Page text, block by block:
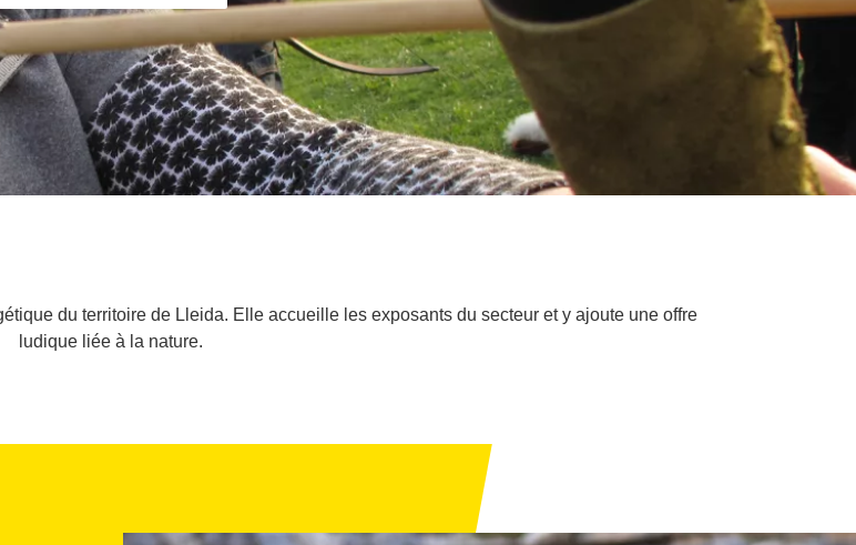
du territoire de Lleida. Elle accueille les exposants du secteur et y ajoute une offre
ludique liée à la nature.